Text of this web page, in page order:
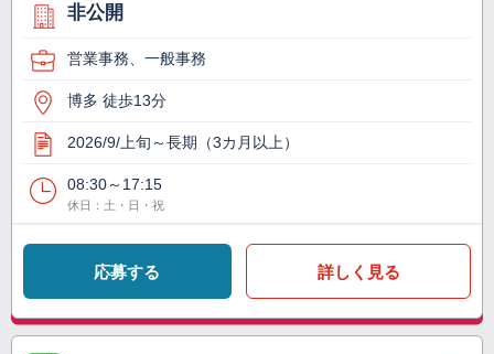
非公開
営業事務、一般事務
博多 徒歩13分
2026/9/上旬～長期（3カ月以上）
08:30～17:15
休日：土・日・祝
応募する 詳しく見る